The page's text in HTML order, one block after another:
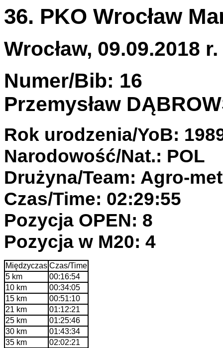
36. PKO Wrocław
Wrocław, 09.09.2018 r.
Numer/Bib: 16
Przemysław
Rok urodzenia/YoB:
Narodowość/Nat.: POL
Drużyna/Team: Agro-
Czas/Time: 02:29:55
Pozycja OPEN: 8
Pozycja w M20: 4
Międzyczas Czas/Time
5 km
00:16:54
10 km
00:34:05
15 km
00:51:10
21 km
01:12:21
25 km
01:25:46
30 km
01:43:34
35 km
02:02:21